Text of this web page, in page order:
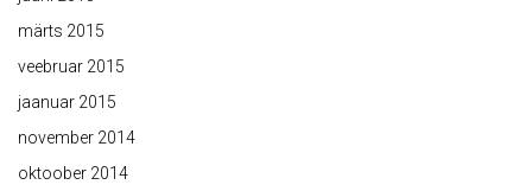
märts 2015
veebruar 2015
jaanuar 2015
november 2014
oktoober 2014